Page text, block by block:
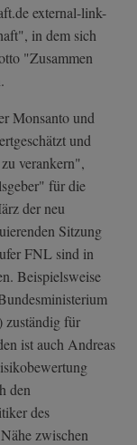
external-link-
in dem sich
"Zusammen
Monsanto und
und
verankern",
für die
der neu
Sitzung
FNL sind in
Beispielsweise
für
ist auch Andreas
den
des
zwischen